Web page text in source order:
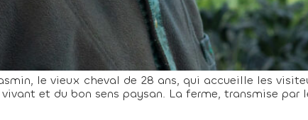
le vieux cheval de 28 ans, qui accueille les
et du bon sens paysan. La ferme, transmise par